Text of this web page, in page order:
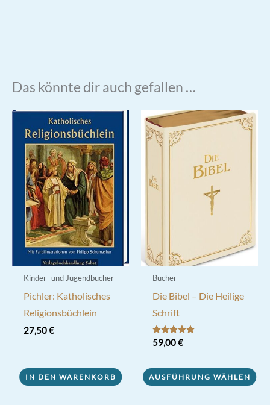
Das könnte dir auch gefallen …
Kinder- und Jugendbücher
Pichler: Katholisches
Religionsbüchlein
27,50€
IN DEN WARENKORB
Bücher
Die Bibel – Die Heilige
Schrift
Bewertet mit
5.00
59,00€
AUSFÜHRUNG WÄHLEN
Produkt